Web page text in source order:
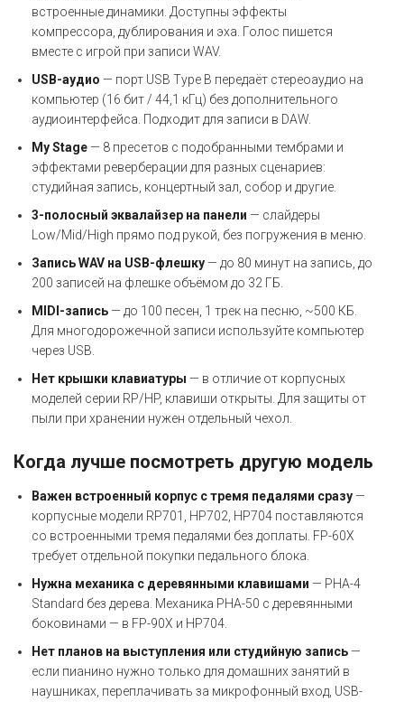
встроенные динамики. Доступны эффекты
компрессора, дублирования и эха. Голос пишется
вместе с игрой при записи WAV.
USB-аудио — порт USB Type B передаёт стереоаудио на
компьютер (16 бит / 44,1 кГц) без дополнительного
аудиоинтерфейса. Подходит для записи в DAW.
My Stage — 8 пресетов с подобранными тембрами и
эффектами реверберации для разных сценариев:
студийная запись, концертный зал, собор и другие.
3-полосный эквалайзер на панели — слайдеры
Low/Mid/High прямо под рукой, без погружения в меню.
Запись WAV на USB-флешку — до 80 минут на запись, до
200 записей на флешке объёмом до 32 ГБ.
MIDI-запись — до 100 песен, 1 трек на песню, ~500 КБ.
Для многодорожечной записи используйте компьютер
через USB.
Нет крышки клавиатуры — в отличие от корпусных
моделей серии RP/HP, клавиши открыты. Для защиты от
пыли при хранении нужен отдельный чехол.
Когда лучше посмотреть другую модель
Важен встроенный корпус с тремя педалями сразу —
корпусные модели RP701, HP702, HP704 поставляются
со встроенными тремя педалями без доплаты. FP-60X
требует отдельной покупки педального блока.
Нужна механика с деревянными клавишами — PHA-4
Standard без дерева. Механика PHA-50 с деревянными
боковинами — в FP-90X и HP704.
Нет планов на выступления или студийную запись —
если пианино нужно только для домашних занятий в
наушниках, переплачивать за микрофонный вход, USB-